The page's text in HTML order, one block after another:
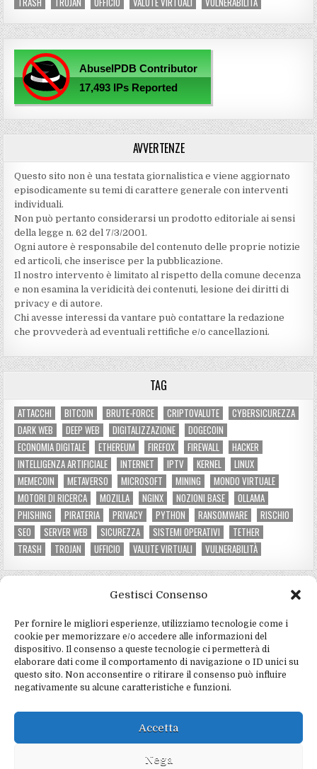
Gestisci Consenso
Per fornire le migliori esperienze, utilizziamo tecnologie come i
cookie per memorizzare e/o accedere alle informazioni del
dispositivo. Il consenso a queste tecnologie ci permetterà di
elaborare dati come il comportamento di navigazione o ID unici su
questo sito. Non acconsentire o ritirare il consenso può influire
negativamente su alcune caratteristiche e funzioni.
Accetta
Nega
AVVERTENZE
Questo sito non è una testata giornalistica e viene aggiornato
episodicamente su temi di carattere generale con interventi
individuali.
Non può pertanto considerarsi un prodotto editoriale ai sensi
della legge n. 62 del 7/3/2001.
Ogni autore è responsabile del contenuto delle proprie notizie
ed articoli, che inserisce per la pubblicazione.
Il nostro intervento è limitato al rispetto della comune decenza
e non esamina la veridicità dei contenuti‚ lesione dei diritti di
privacy e di autore.
Chi avesse interessi da vantare può contattare la redazione
che provvederà ad eventuali rettifiche e/o cancellazioni.
TAG
ATTACCHI BITCOIN BRUTE-FORCE CRIPTOVALUTE
CYBERSICUREZZA
DARK WEB
DEEP WEB DIGITALIZZAZIONE
DOGECOIN
ECONOMIA DIGITALE
ETHEREUM FIREFOX FIREWALL
HACKER
INTELLIGENZA ARTIFICIALE
INTERNET IPTV KERNEL
LINUX
MEMECOIN
METAVERSO MICROSOFT MINING
MONDO VIRTUALE
MOTORI DI RICERCA
MOZILLA NGINX NOZIONI BASE
OLLAMA
PHISHING
PIRATERIA PRIVACY PYTHON RANSOMWARE
RISCHIO
SEO
SERVER WEB SICUREZZA SISTEMI OPERATIVI
TETHER
TRASH
TROJAN UFFICIO VALUTE VIRTUALI VULNERABILITÀ
CATEGORIE DEL SITO
Criptovalute e mining (3)
Hardware e software(4)
Informatica e programmazione(4)